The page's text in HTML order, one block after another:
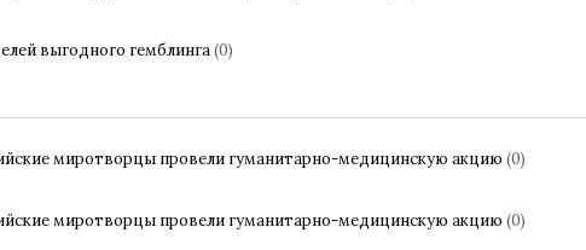
выгодного гемблинга(0)
миротворцы провели гуманитарно-медицинскую акцию (0)
миротворцы провели гуманитарно-медицинскую акцию (0)